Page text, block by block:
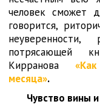
человек сможет
говорится,
потрясающей
Кирранова
месяца».
Чувство вины